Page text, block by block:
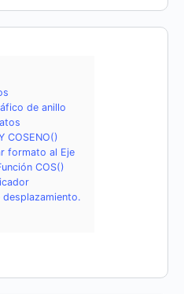
de anillo
COSENO()
formato al Eje
COS()